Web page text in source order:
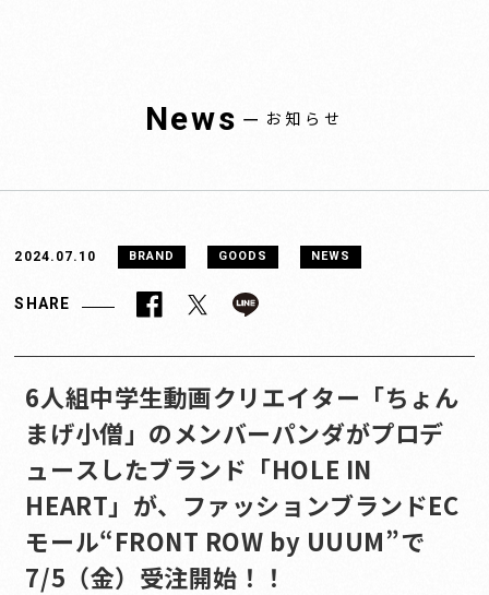
News ー お知らせ
2024.07.10 BRAND GOODS NEWS
SHARE
6人組中学生動画クリエイター「ちょん
まげ小僧」のメンバーパンダがプロデ
ュースしたブランド「HOLE IN
HEART」が、ファッションブランドEC
モール“FRONT ROW by UUUM”で
7/5（金）受注開始！！